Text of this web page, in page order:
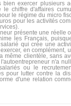
bien exercer plusieurs
le chiffre d'affaires
le régime du micro
pour les activités
présente une réelle
les Français,
qui crée une
en complément,
même clientèle, sans
n'a
ou le
pour lutter contre la
d'une relation